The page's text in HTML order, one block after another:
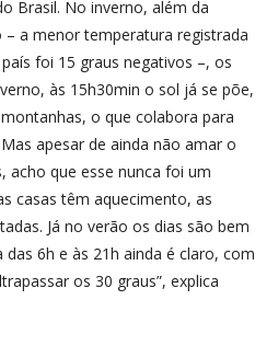
Brasil. No inverno, além da
a menor temperatura registrada
foi 15 graus negativos –, os
às 15h30min o sol já se põe,
o que colabora para
apesar de ainda não amar o
acho que esse nunca foi um
casas têm aquecimento, as
Já no verão os dias são bem
6h e às 21h ainda é claro, com
os 30 graus”, explica